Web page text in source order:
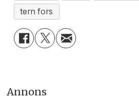
tern fors
Annons